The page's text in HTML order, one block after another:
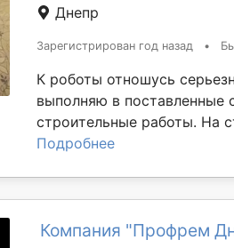
Днепр
Зарегистрирован год назад •
К роботы отношусь
выполняю в
строительные работы. На
Подробнее
Компания "Профрем